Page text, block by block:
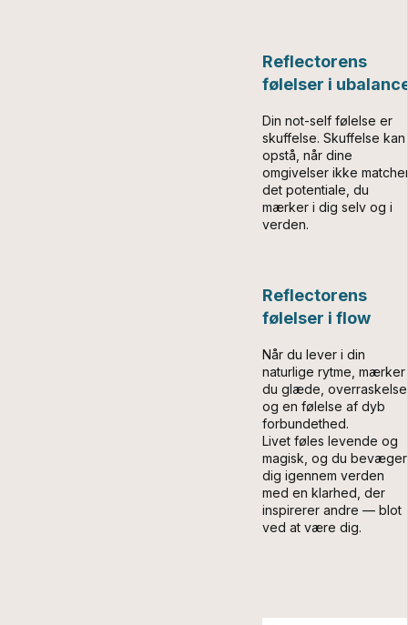
Reflectorens
følelser i
Din not-self følelse er
skuffelse. Skuffelse kan
opstå, når dine
omgivelser ikke
det potentiale, du
mærker i dig selv og i
verden.
Reflectorens
følelser i flow
Når du lever i din
naturlige rytme, mærker
du glæde, overraskelse
og en følelse af dyb
forbundethed.
Livet føles levende og
magisk, og du bevæger
dig igennem verden
med en klarhed, der
inspirerer andre — blot
ved at være dig.